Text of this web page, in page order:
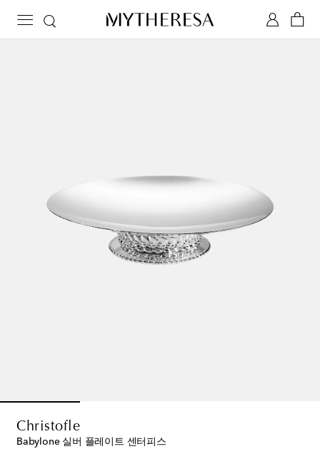
Christofle
Babylone 실버 플레이트 센터피스